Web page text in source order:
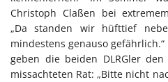
Christoph Claßen bei
„Da standen wir hüfttief
mindestens genauso
geben die beiden DLRGler
missachteten Rat: „Bitte nicht